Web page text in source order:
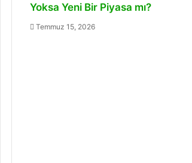
Yoksa Yeni Bir Piyasa mı?
Temmuz 15, 2026